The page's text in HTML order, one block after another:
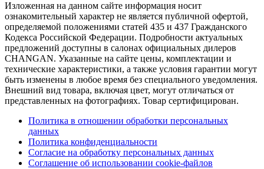
Изложенная на данном сайте информация носит
ознакомительный характер не является публичной офертой,
определяемой положениями статей 435 и 437 Гражданского
Кодекса Российской Федерации. Подробности актуальных
предложений доступны в салонах официальных дилеров
CHANGAN. Указанные на сайте цены, комплектации и
технические характеристики, а также условия гарантии могут
быть изменены в любое время без специального уведомления.
Внешний вид товара, включая цвет, могут отличаться от
представленных на фотографиях. Товар сертифицирован.
Политика в отношении обработки персональных
данных
Политика конфиденциальности
Согласие на обработку персональных данных
Соглашение об использовании cookie-файлов